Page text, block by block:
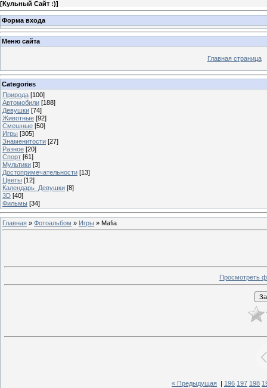
[Кульный Сайт :)]
Форма входа
Меню сайта
Главная страница
Categories
Природа [100]
Автомобили [188]
Девушки [74]
Животные [92]
Смешные [50]
Игры [305]
Знаменитости [27]
Разное [20]
Спорт [61]
Мультики [3]
Достопримечательности [13]
Цветы [12]
Календарь_Девушки [8]
3D [40]
Фильмы [34]
Главная » Фотоальбом » Игры » Mafia
Просмотреть
« Предыдущая 196 197 198